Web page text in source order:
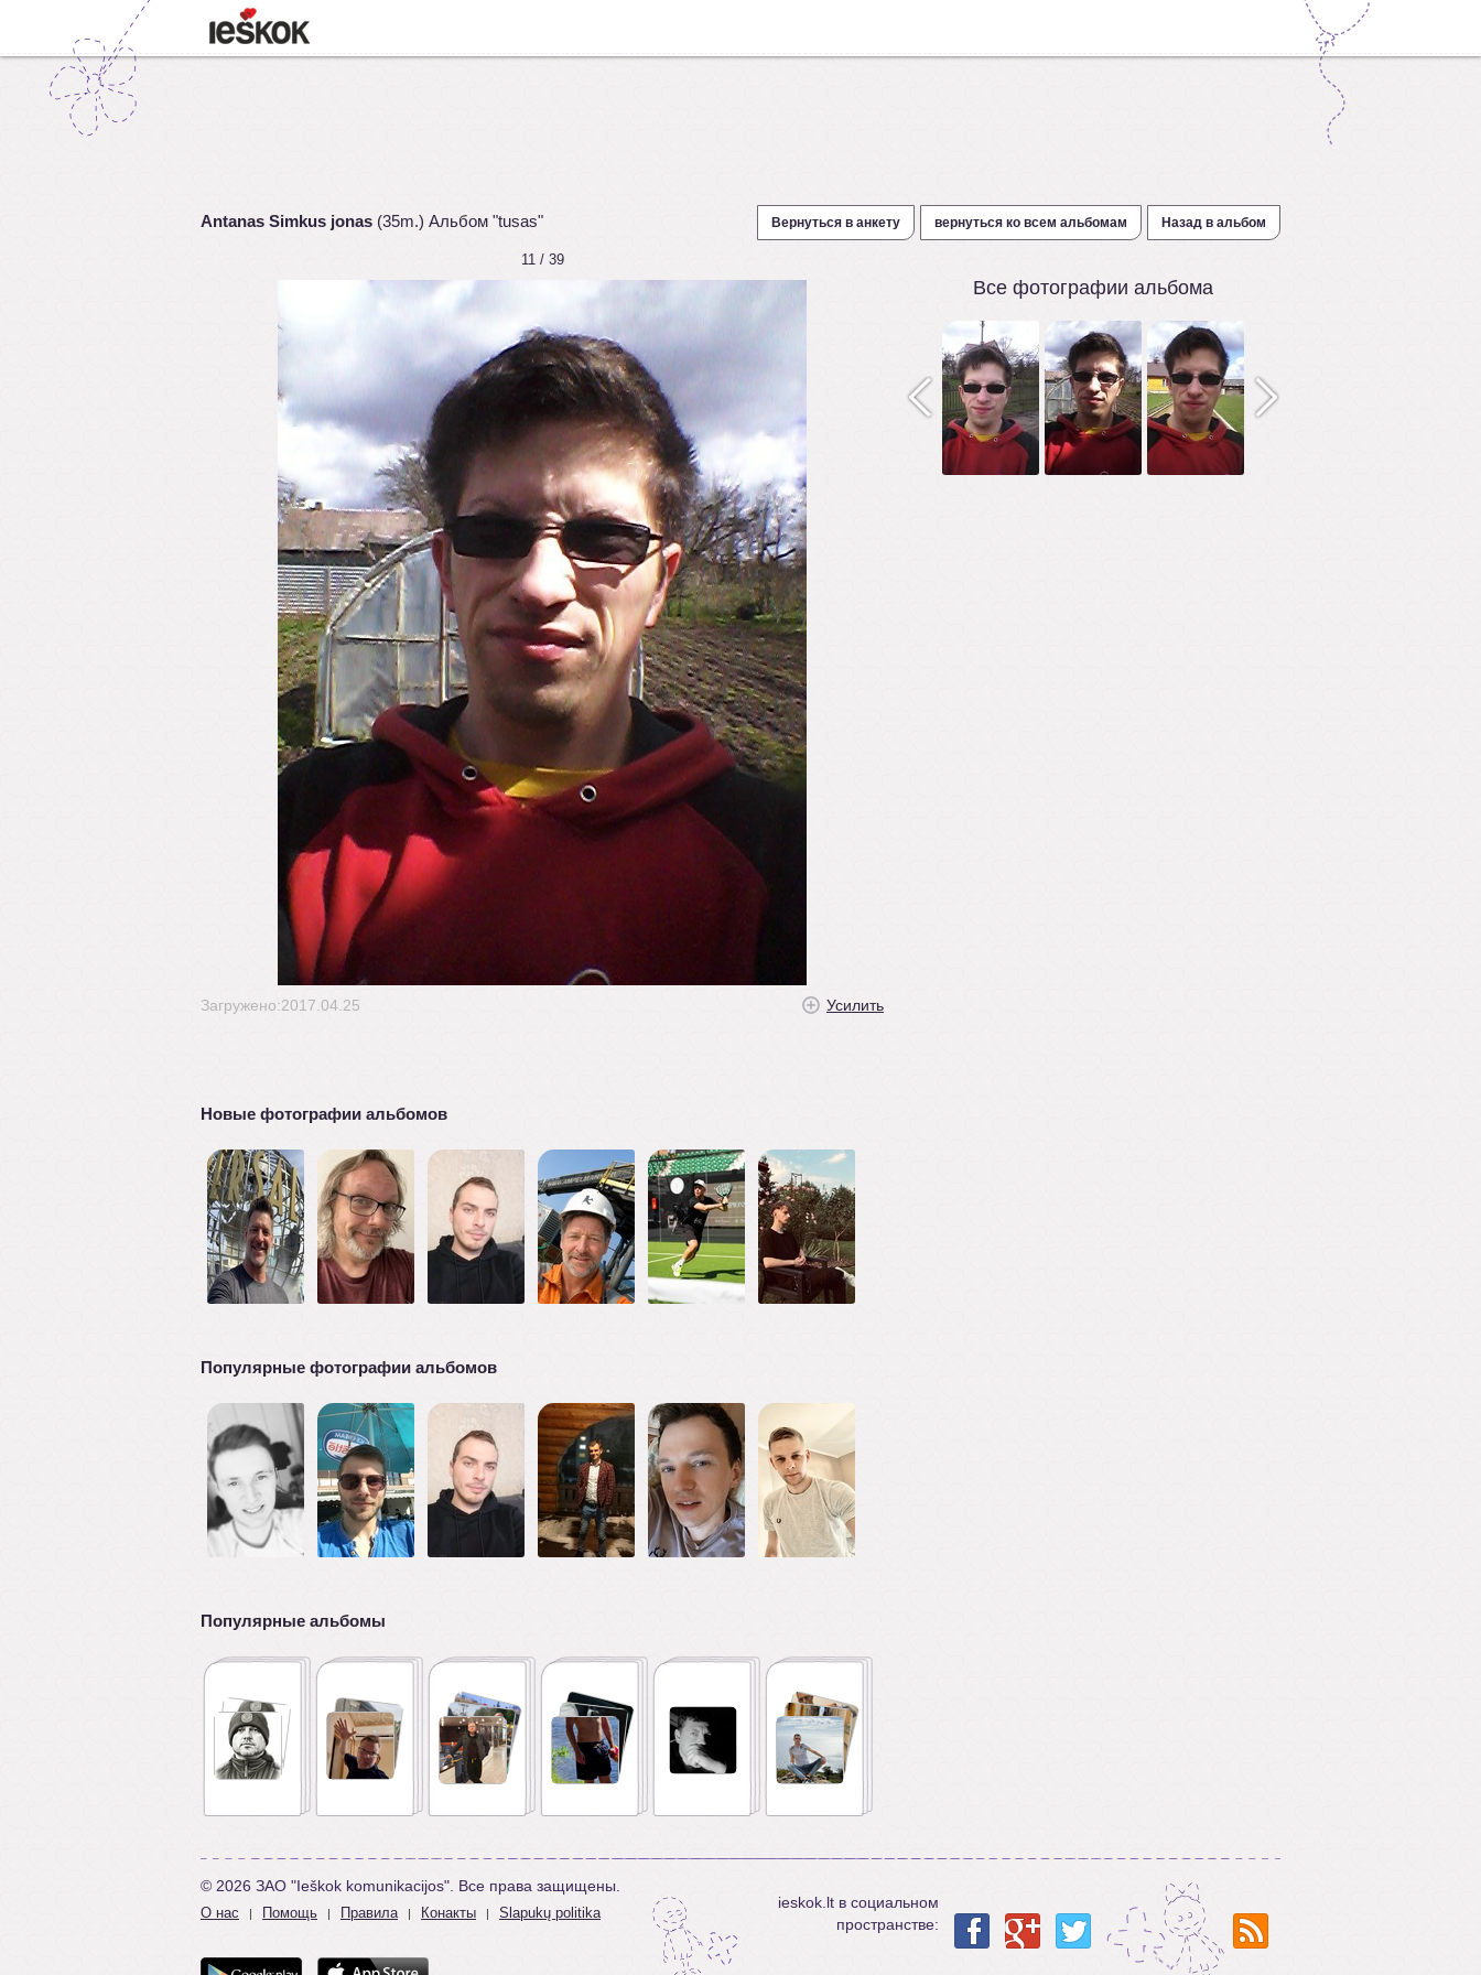
Antanas Simkus jonas (35m.) Альбом "tusas" Вернуться в анкету вернуться ко всем альбомам Назад в альбом
11 / 39
Загружено:2017.04.25 Усилить
Новые фотографии альбомов
Популярные фотографии альбомов
Популярные альбомы
Все фотографии альбома
© 2026 ЗАО "Ieškok komunikacijos". Все права защищены.
О нас | Помощь | Правила | Конакты | Slapukų politika
ieskok.lt в социальном
пространстве: